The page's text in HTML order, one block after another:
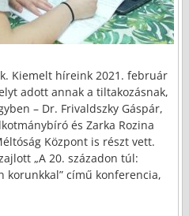
Kiemelt híreink 2021. február
adott annak a tiltakozásnak,
– Dr. Frivaldszky Gáspár,
és Zarka Rozina
Központ is részt vett.
„A 20. századon túl:
korunkkal” című konferencia,